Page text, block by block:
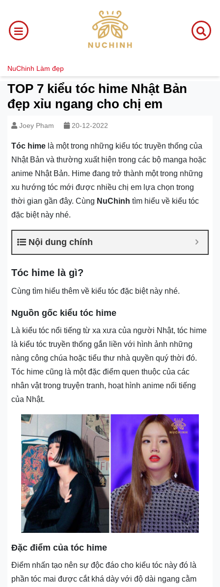
NuChinh Làm đẹp
TOP 7 kiểu tóc hime Nhật Bản
đẹp xỉu ngang cho chị em
Joey Pham 20-12-2022
Tóc hime là một trong những kiểu tóc truyền thống của
Nhật Bản và thường xuất hiện trong các bộ manga hoặc
anime Nhật Bản. Hime đang trở thành một trong những
xu hướng tóc mới được nhiều chị em lựa chọn trong
thời gian gần đây. Cùng NuChinh tìm hiểu về kiểu tóc
đặc biệt này nhé.
Nội dung chính
Tóc hime là gì?
Cùng tìm hiểu thêm về kiểu tóc đặc biệt này nhé.
Nguồn gốc kiểu tóc hime
Là kiểu tóc nổi tiếng từ xa xưa của người Nhật, tóc hime
là kiểu tóc truyền thống gắn liền với hình ảnh những
nàng công chúa hoặc tiểu thư nhà quyền quý thời đó.
Tóc hime cũng là một đặc điểm quen thuộc của các
nhân vật trong truyện tranh, hoạt hình anime nổi tiếng
của Nhật.
Đặc điểm của tóc hime
Điểm nhấn tạo nên sự độc đáo cho kiểu tóc này đó là
phần tóc mai được cắt khá dày với độ dài ngang cằm